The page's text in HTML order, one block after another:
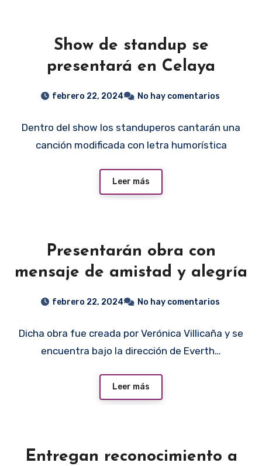
Show de standup se
presentará en Celaya
febrero 22, 2024 No hay comentarios
Dentro del show los standuperos cantarán una
canción modificada con letra humorística
Leer más
Presentarán obra con
mensaje de amistad y alegría
febrero 22, 2024 No hay comentarios
Dicha obra fue creada por Verónica Villicaña y se
encuentra bajo la dirección de Everth…
Leer más
Entregan reconocimiento a